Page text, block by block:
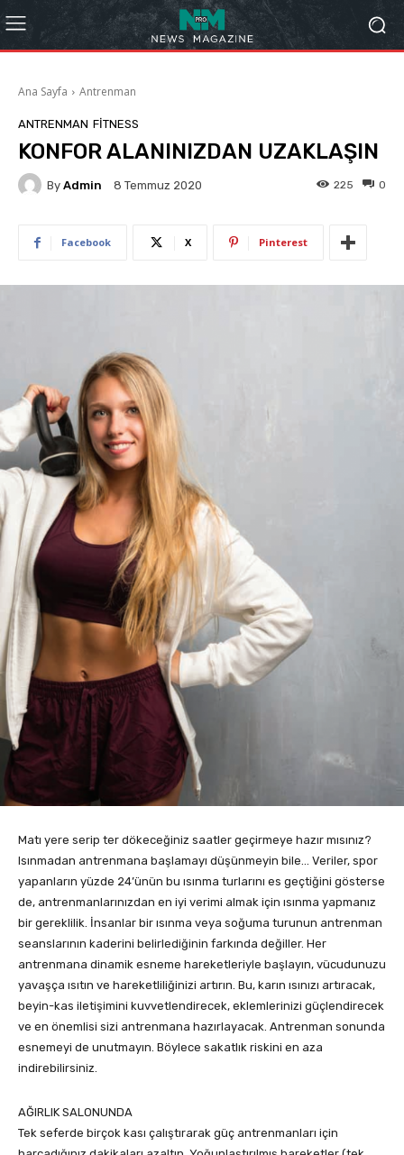
Ana Sayfa Antrenman
ANTRENMAN FITNESS
KONFOR ALANINIZDAN UZAKLAŞIN
By Admin 8 Temmuz 2020 0
225
Facebook X Pinterest
Matı yere serip ter dökeceğiniz saatler geçirmeye hazır mısınız?
Isınmadan antrenmana başlamayı düşünmeyin bile… Veriler, spor
yapanların yüzde 24’ünün bu ısınma turlarını es geçtiğini gösterse
de, antrenmanlarınızdan en iyi verimi almak için ısınma yapmanız
bir gereklilik. İnsanlar bir ısınma veya soğuma turunun antrenman
seanslarının kaderini belirlediğinin farkında değiller. Her
antrenmana dinamik esneme hareketleriyle başlayın, vücudunuzu
yavaşça ısıtın ve hareketliliğinizi artırın. Bu, karın ısınızı artıracak,
beyin-kas iletişimini kuvvetlendirecek, eklemlerinizi güçlendirecek
ve en önemlisi sizi antrenmana hazırlayacak. Antrenman sonunda
esnemeyi de unutmayın. Böylece sakatlık riskini en aza
indirebilirsiniz.
AĞIRLIK SALONUNDA
Tek seferde birçok kası çalıştırarak güç antrenmanları için